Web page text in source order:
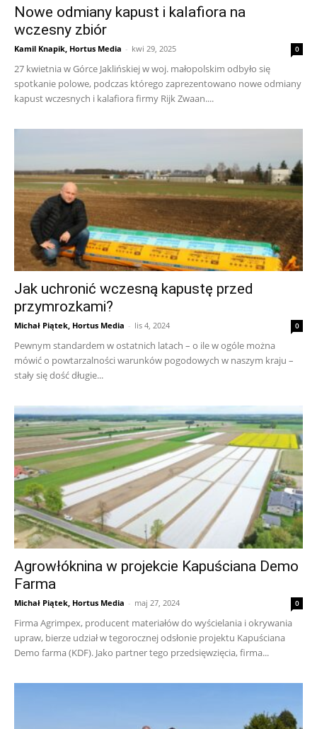
Nowe odmiany kapust i kalafiora na
wczesny zbiór
Kamil Knapik, Hortus Media - kwi 29, 2025 0
27 kwietnia w Górce Jaklińskiej w woj. małopolskim odbyło się
spotkanie polowe, podczas którego zaprezentowano nowe odmiany
kapust wczesnych i kalafiora firmy Rijk Zwaan....
Jak uchronić wczesną kapustę przed
przymrozkami?
Michał Piątek, Hortus Media - lis 4, 2024 0
Pewnym standardem w ostatnich latach – o ile w ogóle można
mówić o powtarzalności warunków pogodowych w naszym kraju –
stały się dość długie...
Agrowłóknina w projekcie Kapuściana Demo
Farma
Michał Piątek, Hortus Media - maj 27, 2024 0
Firma Agrimpex, producent materiałów do wyścielania i okrywania
upraw, bierze udział w tegorocznej odsłonie projektu Kapuściana
Demo farma (KDF). Jako partner tego przedsięwzięcia, firma...